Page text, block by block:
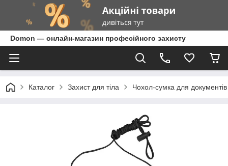
Domon — онлайн-магазин професійного захисту
Каталог Захист для тіла Чохол-сумка для